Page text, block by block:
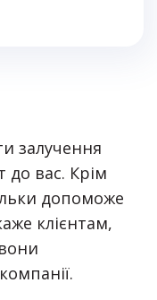
залучення
до вас. Крім
допоможе
клієнтам,